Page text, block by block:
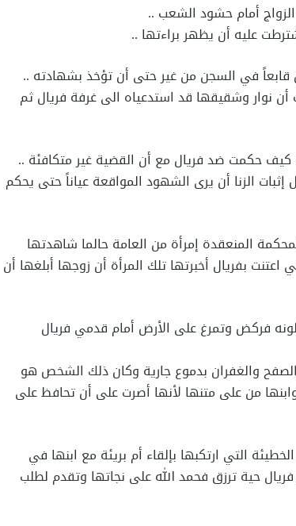
أمام حشود الشعب ..
عليه أن يظهر براءتها ..
قابعاً في السجن من غير حتى أن تؤخذ بشهادته ..
نوار وشقيقها قد استدعياه الى غرفة فريال ثم
كيف حكمت ضد فريال مع أن القضية غير متكافئة ..
الزنا أن يرى الشهود المواقعة عياناً حتى يحكم
المنعقدة إمرأة من العامة حالما شاهدتها
بفريال أخبرتها تلك المرأة أن زوجها أبلغها أن
فركض وتمرغ على الأرض أمام قدمي فريال
والغفران بدموع جارية وكان ذلك الشخص هو
من على متنها لأنها أصرت على أن تحافظ على
التي ارتكبها بإلقاء أم بريئة مع ابنها في
حية ترزق فحمد الله على نجاتها وتقدم لطلب